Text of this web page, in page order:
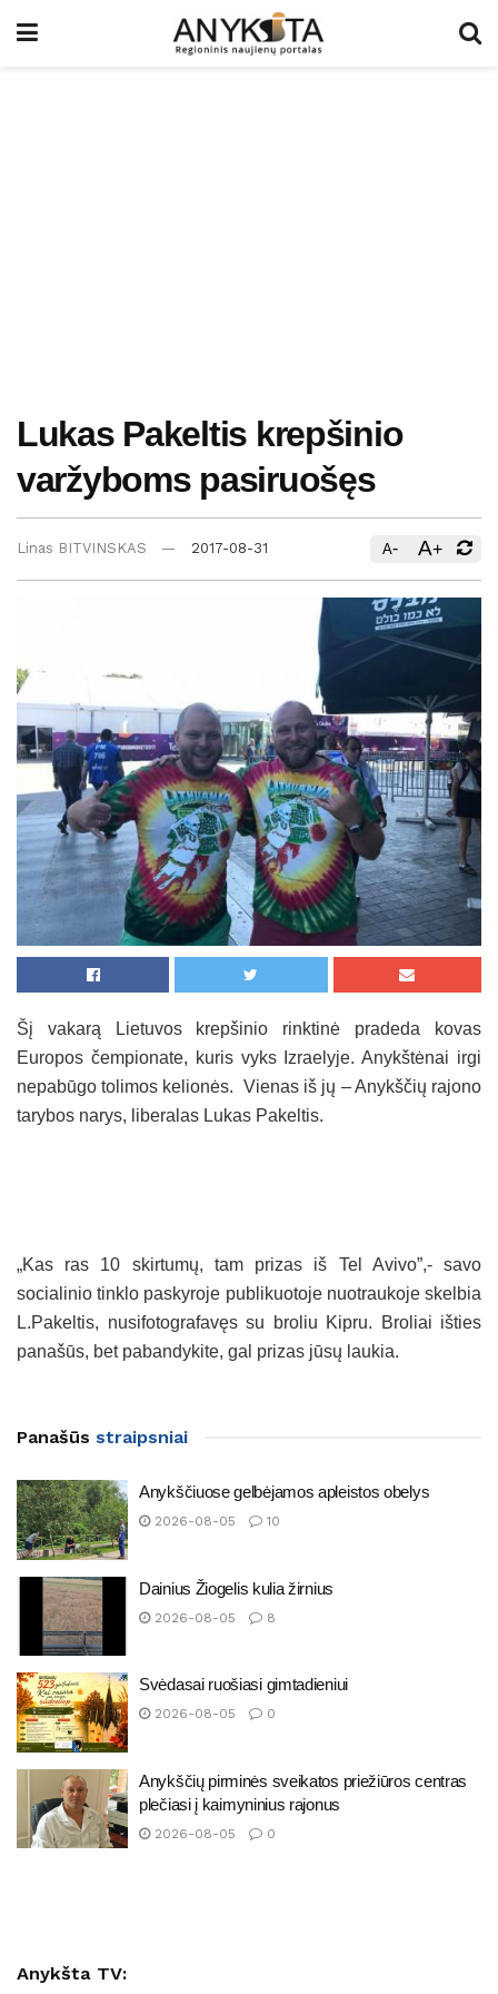
Lukas Pakeltis krepšinio
varžyboms pasiruošęs
Linas BITVINSKAS 2017-08-31 A- A+
Šį vakarą Lietuvos krepšinio rinktinė pradeda kovas
Europos čempionate, kuris vyks Izraelyje. Anykštėnai irgi
nepabūgo tolimos kelionės. Vienas iš jų – Anykščių rajono
tarybos narys, liberalas Lukas Pakeltis.
„Kas ras 10 skirtumų, tam prizas iš Tel Avivo”,- savo
socialinio tinklo paskyroje publikuotoje nuotraukoje skelbia
L.Pakeltis, nusifotografavęs su broliu Kipru. Broliai išties
panašūs, bet pabandykite, gal prizas jūsų laukia.
Panašūs straipsniai
Anykščiuose gelbėjamos apleistos obelys
2026-08-05 10
Dainius Žiogelis kulia žirnius
2026-08-05 8
Svėdasai ruošiasi gimtadieniui
2026-08-05 0
Anykščių pirminės sveikatos priežiūros centras
plečiasi į kaimyninius rajonus
2026-08-05 0
Anykšta TV: